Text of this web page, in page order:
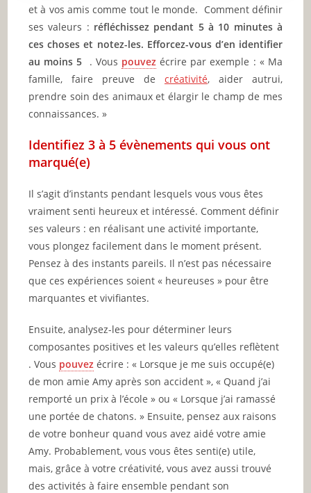
et à vos amis comme tout le monde. Comment définir
ses valeurs : réfléchissez pendant 5 à 10 minutes à
ces choses et notez-les. Efforcez-vous d’en identifier
au moins 5 . Vous pouvez écrire par exemple : « Ma
famille, faire preuve de créativité, aider autrui,
prendre soin des animaux et élargir le champ de mes
connaissances. »
Identifiez 3 à 5 évènements qui vous ont
marqué(e)
Il s’agit d’instants pendant lesquels vous vous êtes
vraiment senti heureux et intéressé. Comment définir
ses valeurs : en réalisant une activité importante,
vous plongez facilement dans le moment présent.
Pensez à des instants pareils. Il n’est pas nécessaire
que ces expériences soient « heureuses » pour être
marquantes et vivifiantes.
Ensuite, analysez-les pour déterminer leurs
composantes positives et les valeurs qu’elles reflètent
. Vous pouvez écrire : « Lorsque je me suis occupé(e)
de mon amie Amy après son accident », « Quand j’ai
remporté un prix à l’école » ou « Lorsque j’ai ramassé
une portée de chatons. » Ensuite, pensez aux raisons
de votre bonheur quand vous avez aidé votre amie
Amy. Probablement, vous vous êtes senti(e) utile,
mais, grâce à votre créativité, vous avez aussi trouvé
des activités à faire ensemble pendant son